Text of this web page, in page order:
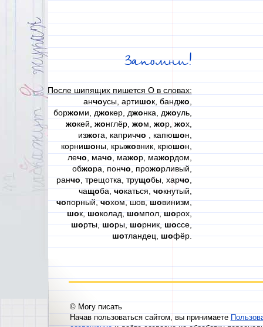
Запомни!
После шипящих пишется О в словах:
анчоусы, артишок, банджо
боржоми, джокер, джонка, джоуль,
жокей, жонглёр, жом, жор, жох,
изжога, каприччо , капюшон,
корнишоны, крыжовник, крюшон,
лечо , мачо , мажор, мажордом,
обжора, пончо, прожорливый,
ранчо, трещотка, трущобы, харчо,
чащоба,чокаться,чокнутый,
чопорный,чохом, шов,шовинизм,
шок,шоколад,шомпол,шорох,
шорты,шоры,шорник,шоссе,
шотландец,шофёр.
© Могу писать
Начав пользоваться сайтом, вы принимаете